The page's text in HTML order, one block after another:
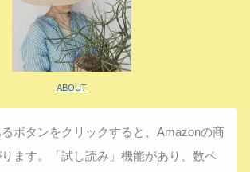
ABOUT
ボタンをクリックすると、Amazonの商
ます。「試し読み」機能があり、数ペ